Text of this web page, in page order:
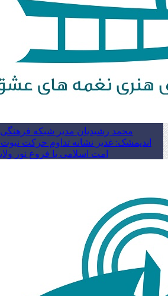
محمد رشیدیان مدیر شبکه
اندیمشک: غدیر نشانه تداوم حرکت
امت اسلامی با فروغ نور